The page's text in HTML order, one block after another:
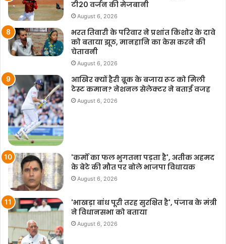
टी20 वर्जन की मेजबानी
August 6, 2026
भरत तिवारी के परिवार ने प्रशांत किशोर के दावे
को बताया झूठ, मानहानि का केस करने की
चेतावनी
August 6, 2026
आखिर क्यों हैरी ब्रूक के बजाय रूट को मिली
टेस्ट कमान? नेशनल सेलेक्टर ने बताई वजह
August 6, 2026
'कर्मों का फल भुगतना पड़ता है', अतीक अहमद
के बेटे की मौत पर बोले भाजपा विधायक
August 6, 2026
'भाखड़ा बांध पूरी तरह सुरक्षित है', पंजाब के मंत्री
ने विधानसभा को बताया
August 6, 2026